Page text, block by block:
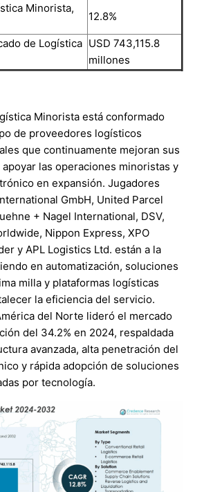
Minorista,
12.8%
de Logística USD 743,115.8
millones
Minorista está conformado
de proveedores logísticos
que continuamente mejoran sus
apoyar las operaciones minoristas y
en expansión. Jugadores
GmbH, United Parcel
+ Nagel International, DSV,
Nippon Express, XPO
y APL Logistics Ltd. están a la
en automatización, soluciones
milla y plataformas logísticas
la eficiencia del servicio.
del Norte lideró el mercado
del 34.2% en 2024, respaldada
avanzada, alta penetración del
y rápida adopción de soluciones
por tecnología.